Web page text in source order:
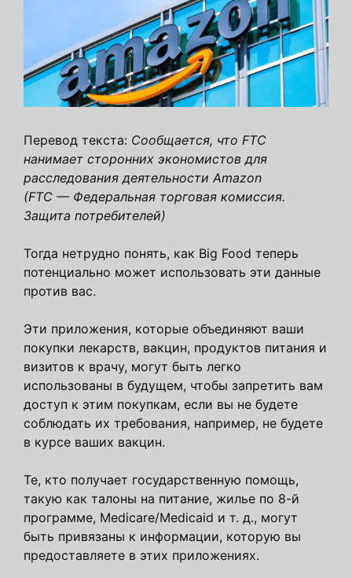
Перевод текста: Сообщается, что FTC
нанимает сторонних экономистов для
расследования деятельности Amazon
(FTC — Федеральная торговая комиссия.
Защита потребителей)
Тогда нетрудно понять, как Big Food теперь
потенциально может использовать эти данные
против вас.
Эти приложения, которые объединяют ваши
покупки лекарств, вакцин, продуктов питания и
визитов к врачу, могут быть легко
использованы в будущем, чтобы запретить вам
доступ к этим покупкам, если вы не будете
соблюдать их требования, например, не будете
в курсе ваших вакцин.
Те, кто получает государственную помощь,
такую ​​как талоны на питание, жилье по 8-й
программе, Medicare/Medicaid и т. д., могут
быть привязаны к информации, которую вы
предоставляете в этих приложениях.